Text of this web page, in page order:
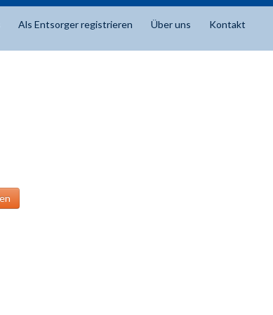
Als Entsorger registrieren Über uns Kontakt